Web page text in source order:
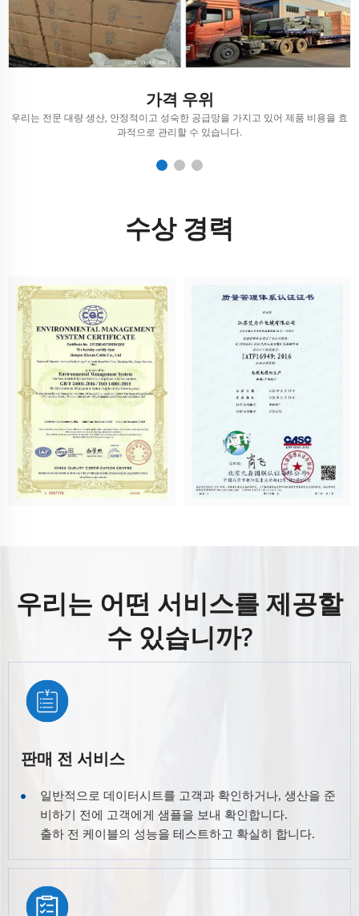
가격 우위
우리는 전문 대량 생산, 안정적이고 성숙한 공급망을 가지고 있어 제품 비용을 효
과적으로 관리할 수 있습니다.
수상 경력
우리는 어떤 서비스를 제공할
수 있습니까?
판매 전 서비스
일반적으로 데이터시트를 고객과 확인하거나, 생산을 준
비하기 전에 고객에게 샘플을 보내 확인합니다.
출하 전 케이블의 성능을 테스트하고 확실히 합니다.